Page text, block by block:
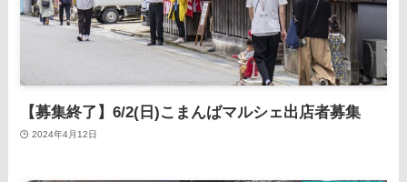
【募集終了】6/2(日)こまんばマルシェ出店者募集
2024年4月12日